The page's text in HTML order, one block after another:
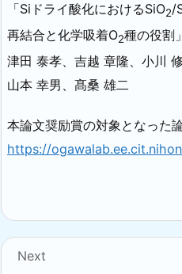
「Siドライ酸化におけるSiO2/
再結合と化学吸着O2種の役割」
津田 泰孝、吉越 章隆、小川
山本 幸男、髙桑 雄二
本論文奨励賞の対象となった
https://
Next